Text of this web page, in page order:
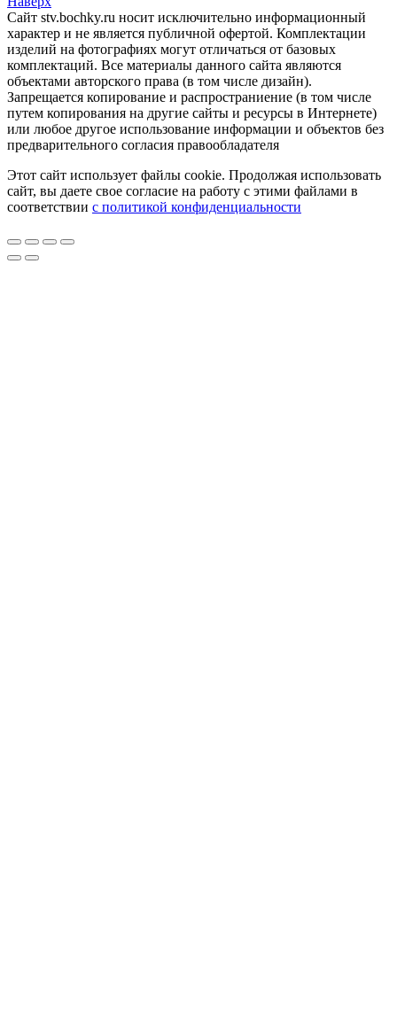
Сайт stv.bochky.ru носит исключительно информационный
характер и не является публичной офертой. Комплектации
изделий на фотографиях могут отличаться от базовых
комплектаций. Все материалы данного сайта являются
объектами авторского права (в том числе дизайн).
Запрещается копирование и распространиение (в том числе
путем копирования на другие сайты и ресурсы в Интернете)
или любое другое использование информации и объектов без
предварительного согласия правообладателя
Этот сайт использует файлы cookie. Продолжая использовать
сайт, вы даете свое согласие на работу с этими файлами в
соответствии с политикой конфиденциальности